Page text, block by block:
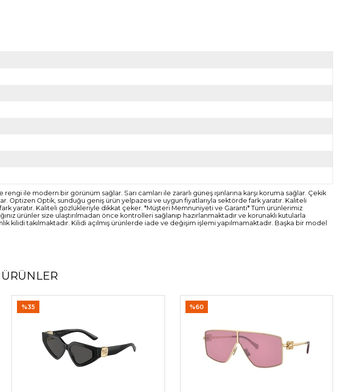
ile modern bir görünüm sağlar. Sarı camları ile zararlı güneş ışınlarına karşı koruma sağlar. Çekik
Optizen Optik, sunduğu geniş ürün yelpazesi ve uygun fiyatlarıyla sektörde fark yaratır. Kaliteli
yaratır. Kaliteli gözlükleriyle dikkat çeker. *Müşteri Memnuniyeti ve Garanti* Tüm ürünlerimiz
ürünler size ulaştırılmadan önce kontrolleri sağlanıp hazırlanmaktadır ve korunaklı kutularla
takılmaktadır. Kilidi açılmış ürünlerde iade ve değişim işlemi yapılmamaktadır. Başka bir model
%35 %60